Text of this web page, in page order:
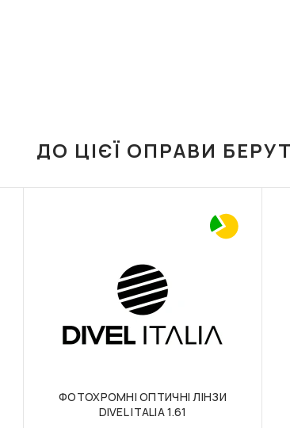
ДО ЦІЄЇ ОПРАВИ
ФОТОХРОМНІ ОПТИЧНІ ЛІНЗИ
DIVEL ITALIA 1.61